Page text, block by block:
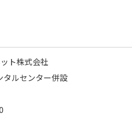
ト株式会社
タルセンター併設